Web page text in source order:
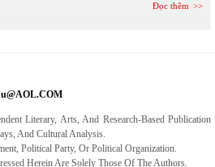
Đọc thêm
Literary, Arts, And Research-Based Publication
And Cultural Analysis.
Political Party, Or Political Organization.
Herein Are Solely Those Of The Authors.